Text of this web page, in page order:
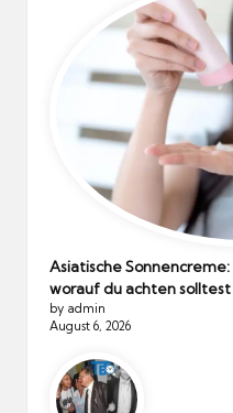
Asiatische
worauf du achten solltest
by admin
August 6, 2026